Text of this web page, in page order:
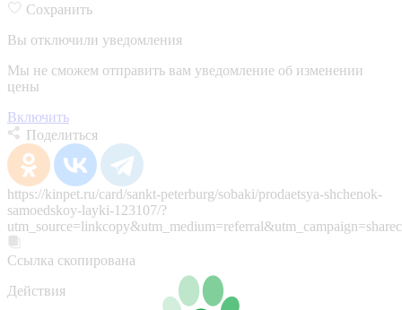
Сохранить
Вы отключили уведомления
Мы не сможем отправить вам уведомление об изменении
цены
Включить
Поделиться
https://kinpet.ru/card/sankt-peterburg/sobaki/prodaetsya-shchenok-
samoedskoy-layki-123107/?
Ссылка скопирована
Действия